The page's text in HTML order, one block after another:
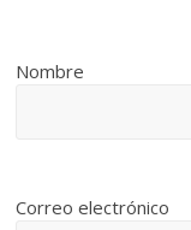
Nombre
Correo electrónico